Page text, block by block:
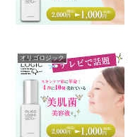
オリゴロジック